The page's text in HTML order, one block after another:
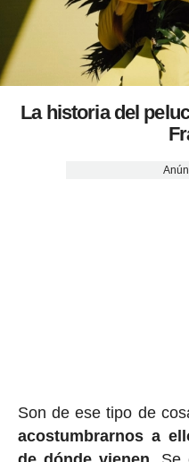
La historia del
Son de ese tipo de
acostumbrarnos a